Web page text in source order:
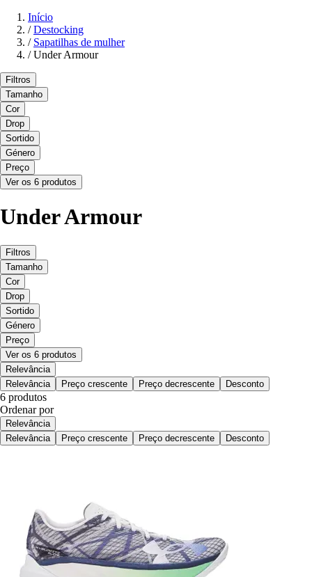
Início
/ Destocking
/ Sapatilhas de mulher
/ Under Armour
Filtros
Tamanho
Cor
Drop
Sortido
Género
Preço
Ver os 6 produtos
Under Armour
Filtros
Tamanho
Cor
Drop
Sortido
Género
Preço
Ver os 6 produtos
Relevância
Relevância
Preço crescente Preço decrescente Desconto
6 produtos
Ordenar por
Relevância
Relevância
Preço crescente Preço decrescente Desconto